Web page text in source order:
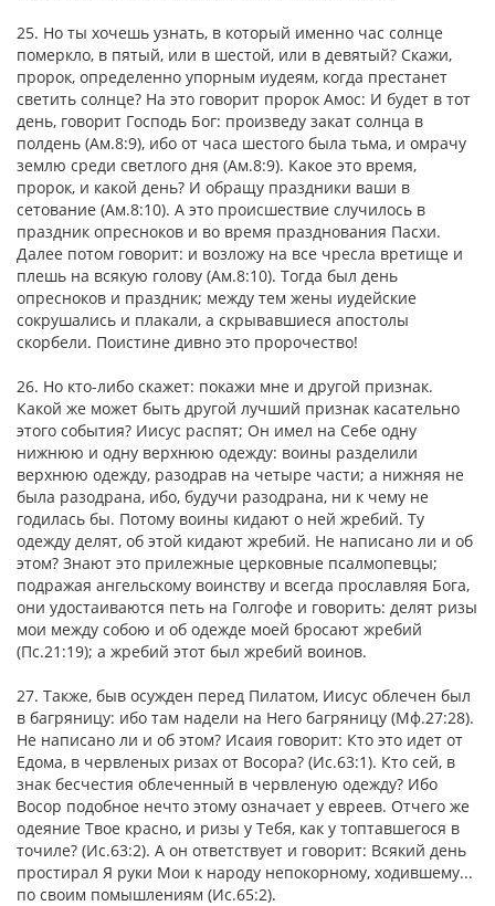
25. Но ты хочешь узнать, в который именно час солнце
померкло, в пятый, или в шестой, или в девятый? Скажи,
пророк, определенно упорным иудеям, когда престанет
светить солнце? На это говорит пророк Амос: И будет в тот
день, говорит Господь Бог: произведу закат солнца в
полдень (Ам.8:9), ибо от часа шестого была тьма, и омрачу
землю среди светлого дня (Ам.8:9). Какое это время,
пророк, и какой день? И обращу праздники ваши в
сетование (Ам.8:10). А это происшествие случилось в
праздник опресноков и во время празднования Пасхи.
Далее потом говорит: и возложу на все чресла вретище и
плешь на всякую голову (Ам.8:10). Тогда был день
опресноков и праздник; между тем жены иудейские
сокрушались и плакали, а скрывавшиеся апостолы
скорбели. Поистине дивно это пророчество!
26. Но кто-либо скажет: покажи мне и другой признак.
Какой же может быть другой лучший признак касательно
этого события? Иисус распят; Он имел на Себе одну
нижнюю и одну верхнюю одежду: воины разделили
верхнюю одежду, разодрав на четыре части; а нижняя не
была разодрана, ибо, будучи разодрана, ни к чему не
годилась бы. Потому воины кидают о ней жребий. Ту
одежду делят, об этой кидают жребий. Не написано ли и об
этом? Знают это прилежные церковные псалмопевцы;
подражая ангельскому воинству и всегда прославляя Бога,
они удостаиваются петь на Голгофе и говорить: делят ризы
мои между собою и об одежде моей бросают жребий
(Пс.21:19); а жребий этот был жребий воинов.
27. Также, быв осужден перед Пилатом, Иисус облечен был
в багряницу: ибо там надели на Него багряницу (Мф.27:28).
Не написано ли и об этом? Исаия говорит: Кто это идет от
Едома, в червленых ризах от Восора? (Ис.63:1). Кто сей, в
знак бесчестия облеченный в червленую одежду? Ибо
Восор подобное нечто этому означает у евреев. Отчего же
одеяние Твое красно, и ризы у Тебя, как у топтавшегося в
точиле? (Ис.63:2). А он ответствует и говорит: Всякий день
простирал Я руки Мои к народу непокорному, ходившему...
по своим помышлениям (Ис.65:2).